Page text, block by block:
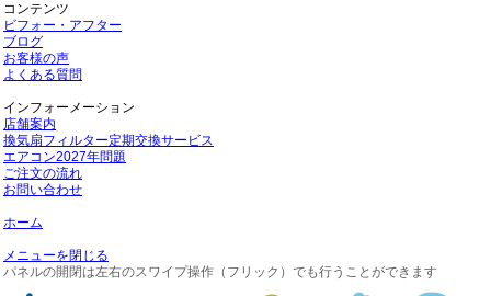
コンテンツ
ビフォー・アフター
ブログ
お客様の声
よくある質問
インフォーメーション
店舗案内
換気扇フィルター定期交換サービス
エアコン2027年問題
ご注文の流れ
お問い合わせ
ホーム
メニューを閉じる
パネルの開閉は左右のスワイプ操作（フリック）でも行うことができます